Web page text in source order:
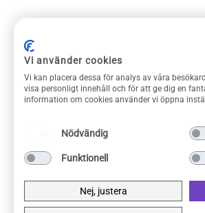
ROLIGAPRYLAR KUNDSERVICE
Om Roliga prylar
Kontakta oss
Integritetspolicy
Privacy Policy
Vi använder cookies
Vi kan placera dessa för analys av våra
visa personligt innehåll och för att ge dig en
information om cookies använder vi öppna
Nödvändig
Funktionell
Nej, justera